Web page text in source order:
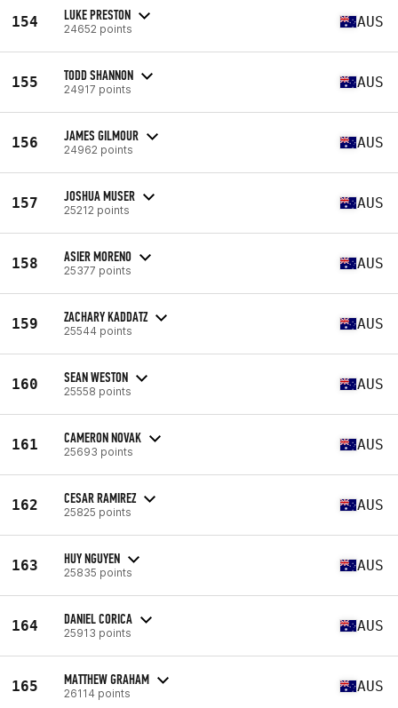
154 LUKE PRESTON
24652 points AUS
155 TODD SHANNON
24917 points AUS
156 JAMES GILMOUR
24962 points AUS
157 JOSHUA MUSER
25212 points AUS
158 ASIER MORENO
25377 points AUS
159 ZACHARY KADDATZ
25544 points AUS
160 SEAN WESTON
25558 points AUS
161 CAMERON NOVAK
25693 points AUS
162 CESAR RAMIREZ
25825 points AUS
163 HUY NGUYEN
25835 points AUS
164 DANIEL CORICA
25913 points AUS
165 MATTHEW GRAHAM
26114 points AUS